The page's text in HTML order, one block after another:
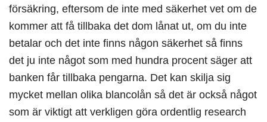
försäkring, eftersom de inte med säkerhet vet om de
kommer att få tillbaka det dom lånat ut, om du inte
betalar och det inte finns någon säkerhet så finns
det ju inte något som med hundra procent säger att
banken får tillbaka pengarna. Det kan skilja sig
mycket mellan olika blancolån så det är också något
som är viktigt att verkligen göra ordentlig research